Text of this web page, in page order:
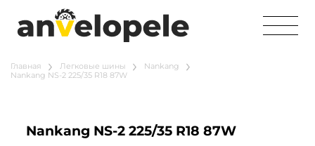
Главная Легковые шины
Nankang
Nankang NS-2 225/35 R18 87W
Nankang NS-2 225/35 R18 87W